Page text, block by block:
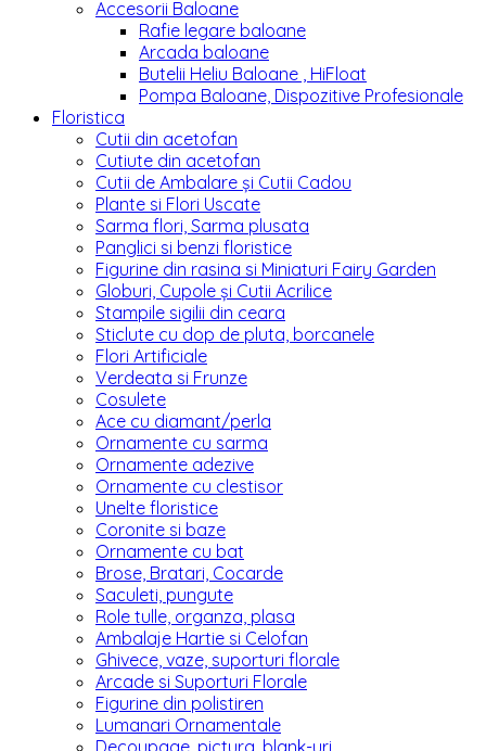
Accesorii Baloane
Rafie legare baloane
Arcada baloane
Butelii Heliu Baloane , HiFloat
Pompa Baloane, Dispozitive Profesionale
Floristica
Cutii din acetofan
Cutiute din acetofan
Cutii de Ambalare și Cutii Cadou
Plante si Flori Uscate
Sarma flori, Sarma plusata
Panglici si benzi floristice
Figurine din rasina si Miniaturi Fairy Garden
Globuri, Cupole și Cutii Acrilice
Stampile sigilii din ceara
Sticlute cu dop de pluta, borcanele
Flori Artificiale
Verdeata si Frunze
Cosulete
Ace cu diamant/perla
Ornamente cu sarma
Ornamente adezive
Ornamente cu clestisor
Unelte floristice
Coronite si baze
Ornamente cu bat
Brose, Bratari, Cocarde
Saculeti, pungute
Role tulle, organza, plasa
Ambalaje Hartie si Celofan
Ghivece, vaze, suporturi florale
Arcade si Suporturi Florale
Figurine din polistiren
Lumanari Ornamentale
Decoupage, pictura, blank-uri